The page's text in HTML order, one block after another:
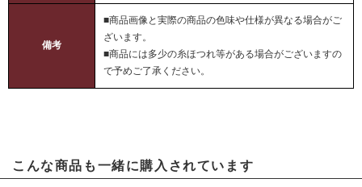
備考
■商品画像と実際の商品の色味や仕様が異なる場合がご
ざいます。
■商品には多少の糸ほつれ等がある場合がございますの
で予めご了承ください。
こんな商品も一緒に購入されています